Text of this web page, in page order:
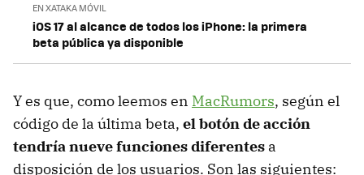
EN XATAKA MÓVIL
iOS 17 al alcance de todos los iPhone: la primera
beta pública ya disponible
Y es que, como leemos en MacRumors, según el
código de la última beta, el botón de acción
tendría nueve funciones diferentes a
disposición de los usuarios. Son las siguientes: